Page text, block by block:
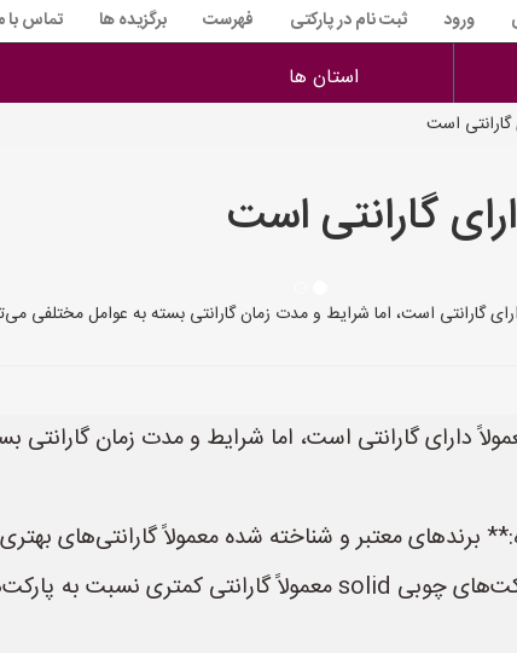
ورود ثبت نام در پارکتی فهرست برگزیده ها تماس با
استان ها
گارانتی است
گارانتی است
گارانتی است، اما شرایط و مدت زمان گارانتی بسته به عوامل مختلفی
دارای گارانتی است، اما شرایط و مدت زمان
برندهای معتبر و شناخته شده معمولاً گارانتی‌های